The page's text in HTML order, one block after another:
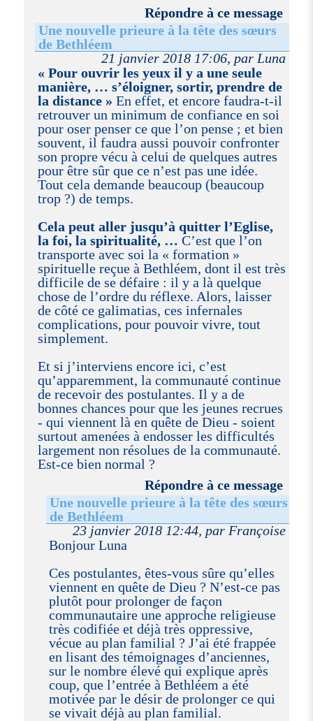
Répondre à ce message
Une nouvelle prieure à la tête des sœurs
de Bethléem
21 janvier 2018 17:06, par Luna
« Pour ouvrir les yeux il y a une seule
manière, … s’éloigner, sortir, prendre de
la distance » En effet, et encore faudra-t-il
retrouver un minimum de confiance en soi
pour oser penser ce que l’on pense ; et bien
souvent, il faudra aussi pouvoir confronter
son propre vécu à celui de quelques autres
pour être sûr que ce n’est pas une idée.
Tout cela demande beaucoup (beaucoup
trop ?) de temps.
Cela peut aller jusqu’à quitter l’Eglise,
la foi, la spiritualité, … C’est que l’on
transporte avec soi la « formation »
spirituelle reçue à Bethléem, dont il est très
difficile de se défaire : il y a là quelque
chose de l’ordre du réflexe. Alors, laisser
de côté ce galimatias, ces infernales
complications, pour pouvoir vivre, tout
simplement.
Et si j’interviens encore ici, c’est
qu’apparemment, la communauté continue
de recevoir des postulantes. Il y a de
bonnes chances pour que les jeunes recrues
- qui viennent là en quête de Dieu - soient
surtout amenées à endosser les difficultés
largement non résolues de la communauté.
Est-ce bien normal ?
Répondre à ce message
Une nouvelle prieure à la tête des sœurs
de Bethléem
23 janvier 2018 12:44, par Françoise
Bonjour Luna
Ces postulantes, êtes-vous sûre qu’elles
viennent en quête de Dieu ? N’est-ce pas
plutôt pour prolonger de façon
communautaire une approche religieuse
très codifiée et déjà très oppressive,
vécue au plan familial ? J’ai été frappée
en lisant des témoignages d’anciennes,
sur le nombre élevé qui explique après
coup, que l’entrée à Bethléem a été
motivée par le désir de prolonger ce qui
se vivait déjà au plan familial.